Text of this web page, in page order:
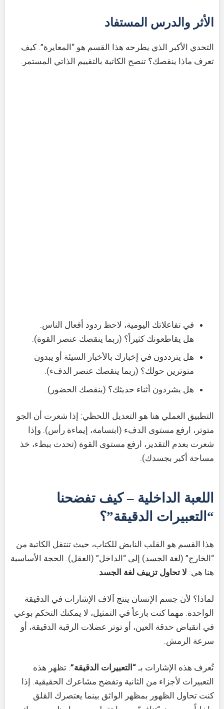
الأثر والدرس المستفاد
التحدي الأكبر الذي يطرحه هذا القسم هو “المعايرة”. كيف
تعرف ماذا ينقصك؟ تنصح الكاتبة بالتقييم الذاتي المستمر.
في تفاعلاتك اليومية، لاحظ ردود أفعال الناس.
هل يقاطعونك كثيراً؟ (ربما ينقصك عنصر القوة).
هل يترددون في إخبارك بالأخبار السيئة أو يبدون
متوترين حولك؟ (ربما ينقصك عنصر الدفء).
هل يشردون أثناء حديثك؟ (ينقصك الحضور).
التطبيق العملي هنا هو التعديل اللحظي: إذا شعرت أن الجو
متوتر، ارفع مستوى الدفء (ابتسامة، إيماءة رأس). وإذا
شعرت بعدم التقدير، ارفع مستوى القوة (تحدث ببطء، خذ
مساحة أكبر بجسدك).
اللعبة الداخلية – كيف تفضحنا
“التعبيرات الدقيقة”؟
هذا القسم هو القلب النابض للكتاب، حيث تنتقل الكاتبة من
“الخارج” (لغة الجسد) إلى “الداخل” (العقل). الحجة الأساسية
هنا هي: لا تحاول تزييف لغة الجسد.
لماذا؟ لأن جسم الإنسان ينتج آلاف الإشارات في الدقيقة
الواحدة. مهما كنت بارعاً في التمثيل، لا يمكنك التحكم بوعي
في انقباض حدقة العين، أو توتر عضلات الرقبة الدقيقة، أو
سرعة الرمش.
تُعرف هذه الإشارات بـ “التعبيرات الدقيقة”. تظهر هذه
التعبيرات لأجزاء من الثانية وتفضح مشاعرك الحقيقية. إذا
كنت تحاول الظهور بمظهر الواثق بينما يعتصرك القلق